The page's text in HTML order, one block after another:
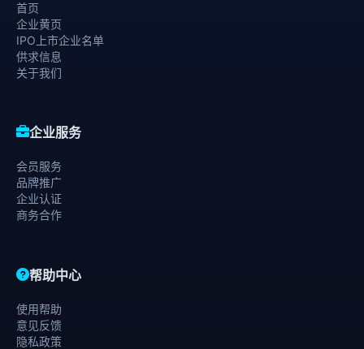
首页
企业黄页
IPO上市企业名单
供求信息
关于我们
企业服务
会员服务
品牌推广
企业认证
商务合作
帮助中心
使用帮助
意见反馈
隐私政策